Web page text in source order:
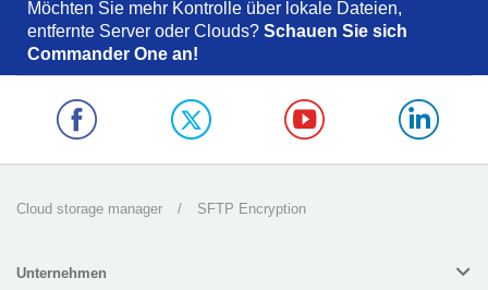
Möchten Sie mehr Kontrolle über lokale Dateien,
entfernte Server oder Clouds? Schauen Sie sich
Commander One an!
Cloud storage manager / SFTP Encryption
Unternehmen